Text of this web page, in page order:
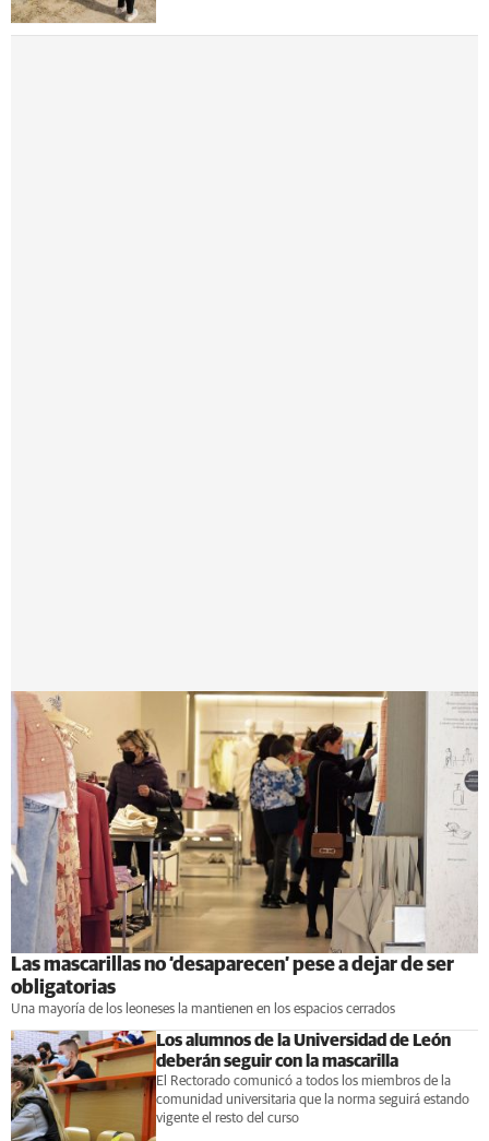
Las mascarillas no ‘desaparecen’ pese a dejar de ser
obligatorias
Una mayoría de los leoneses la mantienen en los espacios cerrados
Los alumnos de la Universidad de León
deberán seguir con la mascarilla
El Rectorado comunicó a todos los miembros de la
comunidad universitaria que la norma seguirá estando
vigente el resto del curso